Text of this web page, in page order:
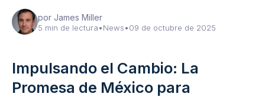
por James Miller
5 min de lectura•News•09 de octubre de 2025
Impulsando el Cambio: La
Promesa de México para